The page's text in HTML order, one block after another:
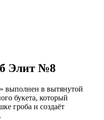
Элит №8
выполнен в вытянутой
букета, который
гроба и создаёт